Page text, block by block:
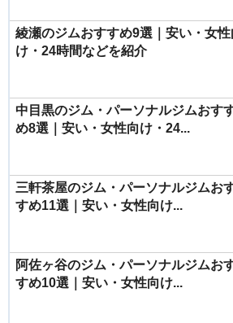
綾瀬のジムおすすめ9選｜安い・女性
け・24時間などを紹介
中目黒のジム・パーソナルジムおす
め8選｜安い・女性向け・24...
三軒茶屋のジム・パーソナルジムお
すめ11選｜安い・女性向け...
阿佐ヶ谷のジム・パーソナルジムお
すめ10選｜安い・女性向け...